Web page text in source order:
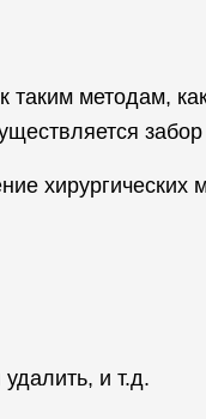
таким методам,
хирургических
и т.д.